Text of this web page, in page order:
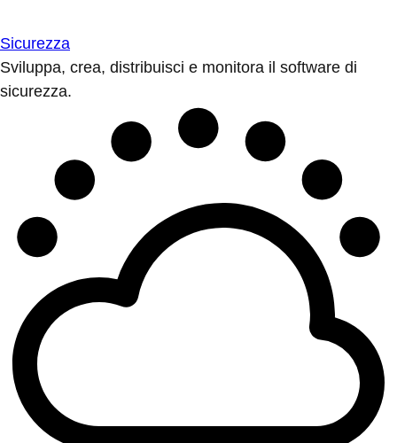
Sicurezza
Sviluppa, crea, distribuisci e monitora il software di
sicurezza.